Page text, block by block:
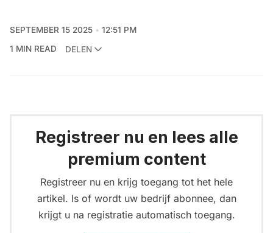
SEPTEMBER 15 2025
12:51 PM
1 MIN READ
DELEN
Registreer nu en lees alle
premium content
Registreer nu en krijg toegang tot het hele
artikel. Is of wordt uw bedrijf abonnee, dan
krijgt u na registratie automatisch toegang.